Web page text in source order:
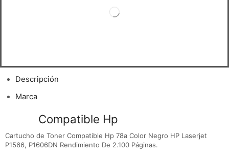
Descripción
Marca
Compatible Hp
Cartucho de Toner Compatible Hp 78a Color Negro HP Laserjet
P1566, P1606DN Rendimiento De 2.100 Páginas.